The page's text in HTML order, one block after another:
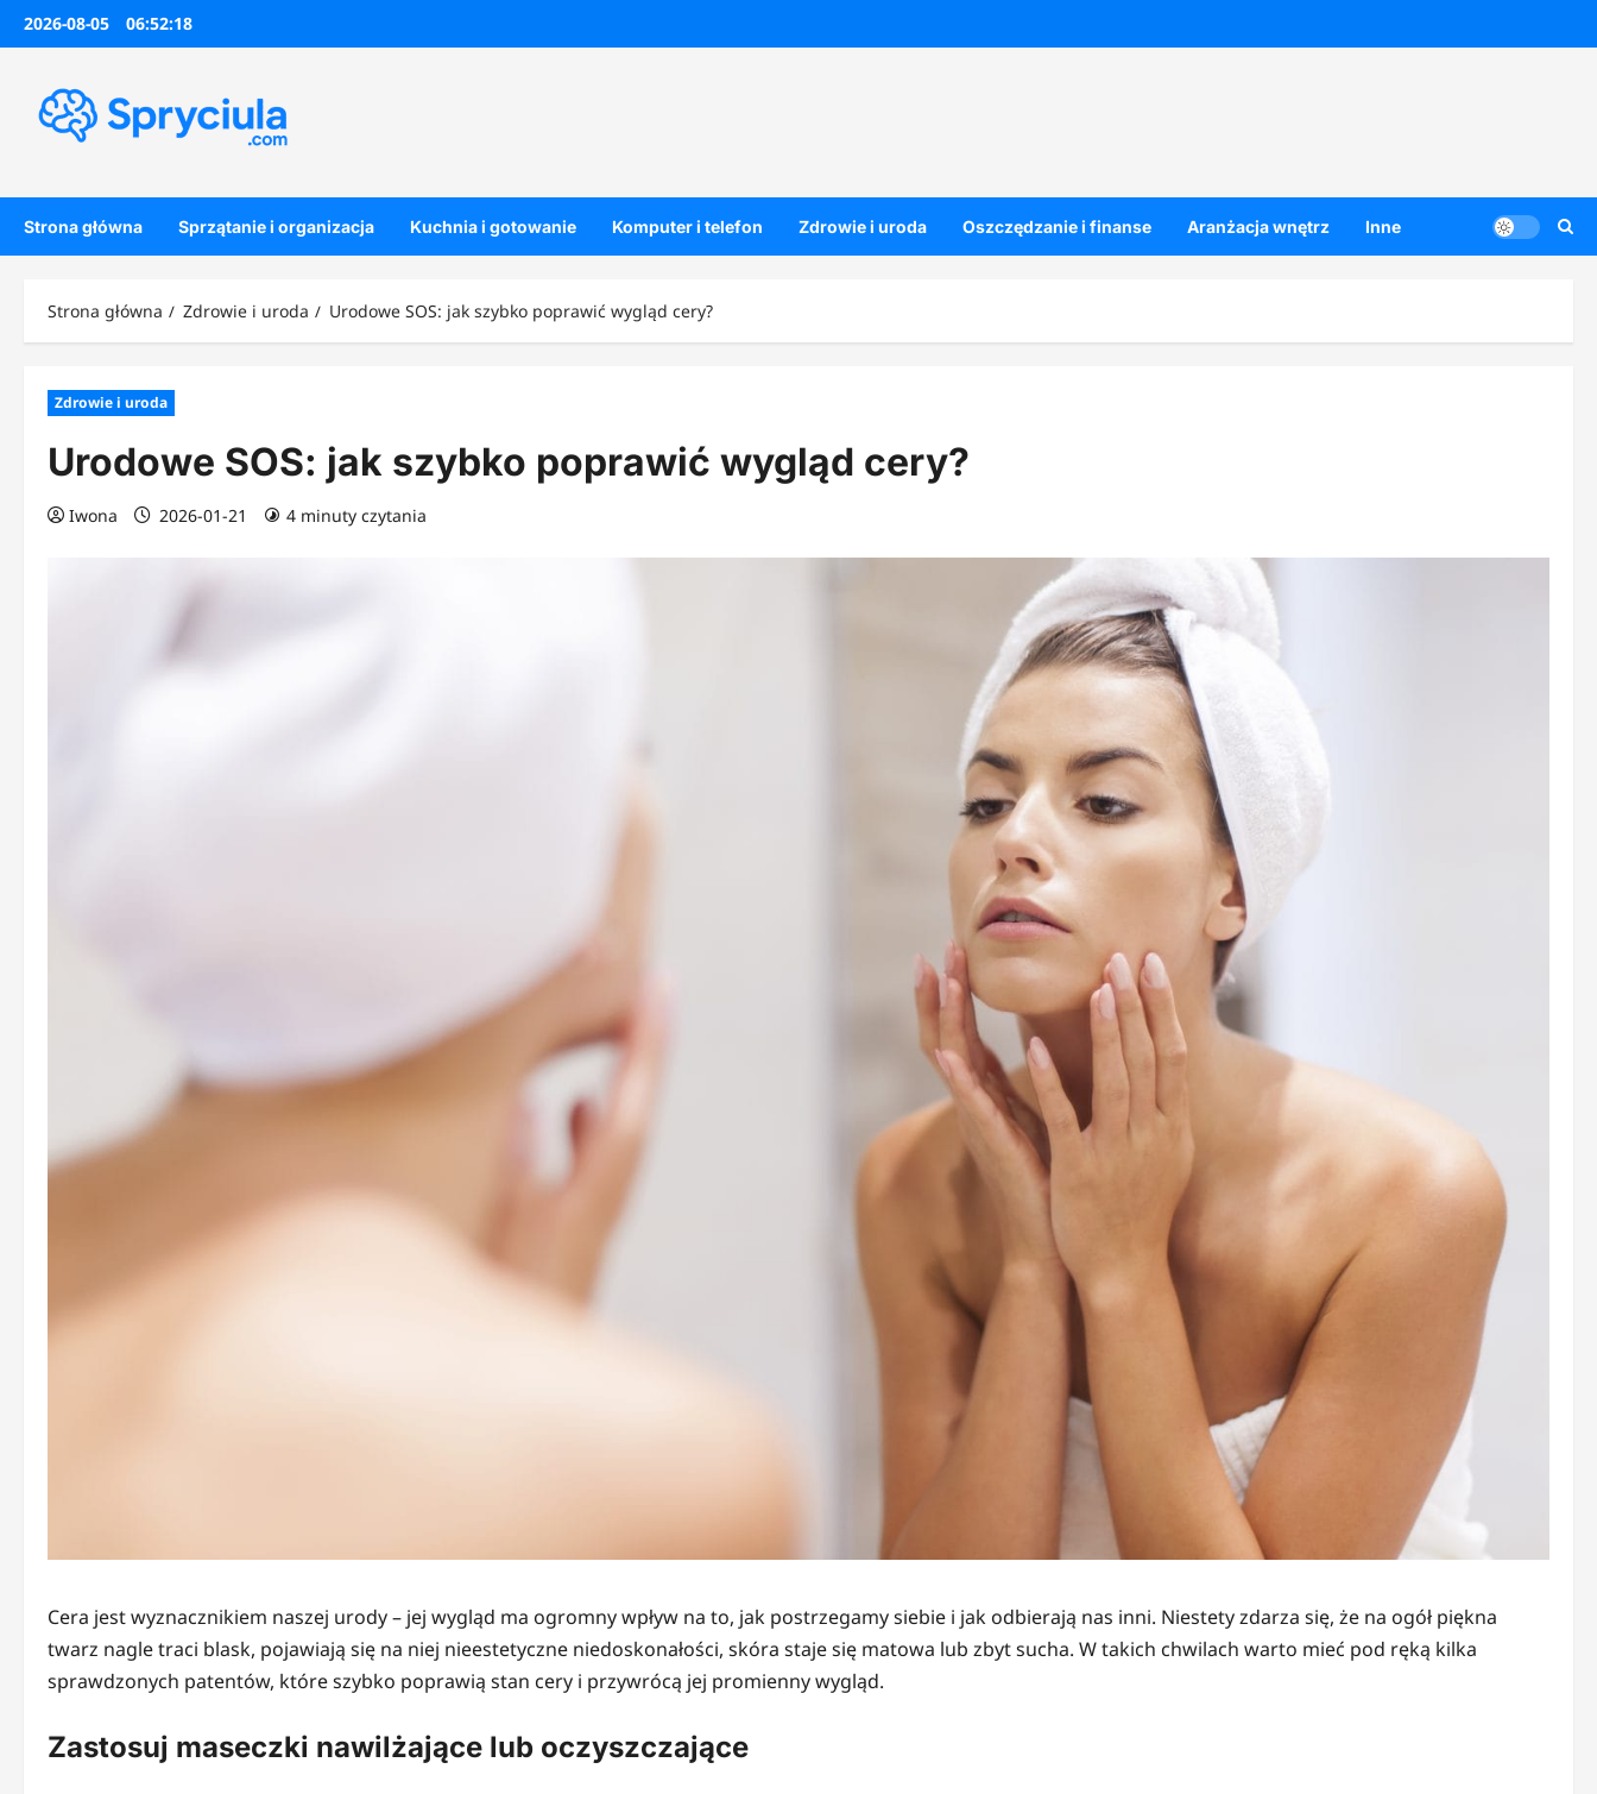
Przejdź
2026-08-05 06:52:19
Strona główna Sprzątanie i organizacja Kuchnia i gotowanie Komputer i telefon Zdrowie i uroda Oszczędzanie i finanse Aranżacja wnętrz Inne
Strona główna Zdrowie i uroda Urodowe SOS: jak szybko poprawić wygląd cery?
Zdrowie i uroda
Urodowe SOS: jak szybko poprawić wygląd cery?
Iwona 2026-01-21 4 minuty czytania
Cera jest wyznacznikiem naszej urody – jej wygląd ma ogromny wpływ na to, jak postrzegamy siebie i jak odbierają nas inni. Niestety zdarza się, że na ogół piękna
twarz nagle traci blask, pojawiają się na niej nieestetyczne niedoskonałości, skóra staje się matowa lub zbyt sucha. W takich chwilach warto mieć pod ręką kilka
sprawdzonych patentów, które szybko poprawią stan cery i przywrócą jej promienny wygląd.
Zastosuj maseczki nawilżające lub oczyszczające